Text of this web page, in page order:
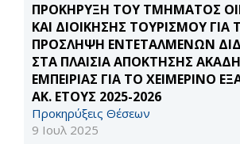
ΠΡΟΚΗΡΥΞΗ ΤΟΥ ΤΜΗΜΑΤΟΣ
ΚΑΙ ΔΙΟΙΚΗΣΗΣ ΤΟΥΡΙΣΜΟΥ ΓΙΑ
ΠΡΟΣΛΗΨΗ ΕΝΤΕΤΑΛΜΕΝΩΝ
ΣΤΑ ΠΛΑΙΣΙΑ ΑΠΟΚΤΗΣΗΣ
ΕΜΠΕΙΡΙΑΣ ΓΙΑ ΤΟ ΧΕΙΜΕΡΙΝΟ
ΑΚ. ΕΤΟΥΣ 2025-2026
Προκηρύξεις Θέσεων
9 Ιουλ 2025